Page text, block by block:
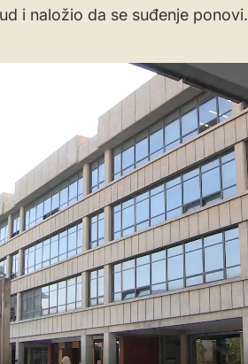
i naložio da se suđenje ponovi.